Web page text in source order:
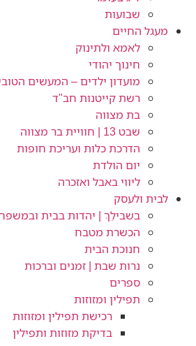
שבועות
מעגל החיים
לאמא ולתינוק
חינוך יהודי
מועדון ילדים – המעשים
רשת קייטנות חב"ד
בת מצווה
שבט 13 | חוויית בר מצווה
הדרכת כלות ועריכת חופות​
יום הולדת
ליווי באבל ואזכרה
לבית ולעסק
בשבילֵךְ | יהדות בבית
הכשרת מטבח
חנוכת הבית
נרות שבת | זמנים וברכות
ספרים
תפילין ומזוזות
רכישת תפילין ומזוזות
בדיקת מזוזות ותפילין